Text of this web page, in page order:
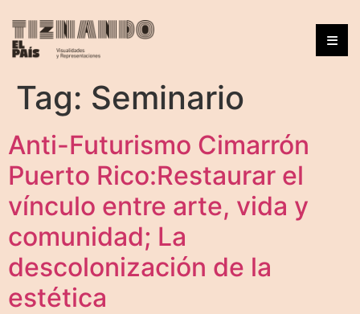
Tag: Seminario
Anti-Futurismo Cimarrón
Puerto Rico:Restaurar el
vínculo entre arte, vida y
comunidad; La
descolonización de la
estética